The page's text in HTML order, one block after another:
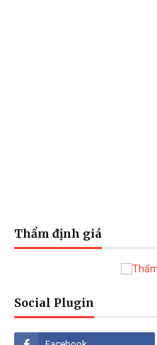
Thẩm định giá
Social Plugin